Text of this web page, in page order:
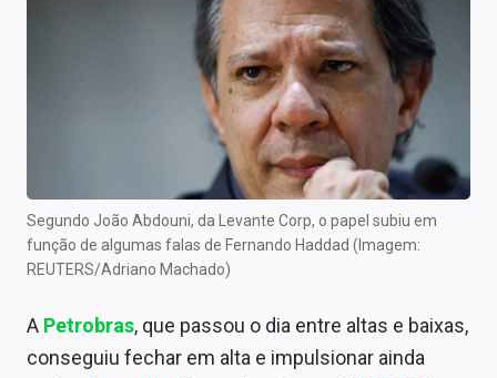
Carteiras Recomendadas
Central de Fundos Imobiliários
Central dos IPOs
Renda Fixa
Mercados
Segundo João Abdouni, da Levante Corp, o papel subiu em
função de algumas falas de Fernando Haddad (Imagem:
REUTERS/Adriano Machado)
A Petrobras, que passou o dia entre altas e baixas,
conseguiu fechar em alta e impulsionar ainda